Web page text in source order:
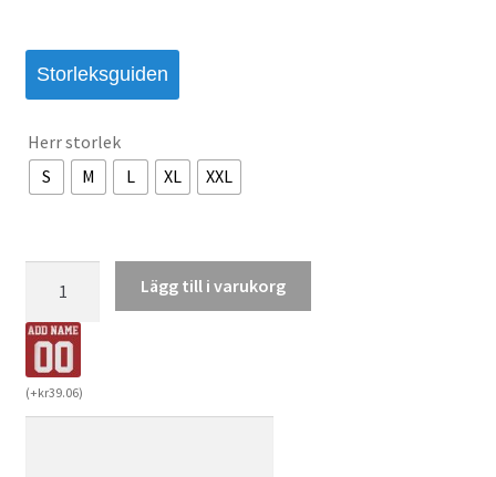
Storleksguiden
Herr storlek
S
M L XL XXL
2026
Hemmatröja
Ousmane
Dembélé
Lägg till i varukorg
(+kr39.06)